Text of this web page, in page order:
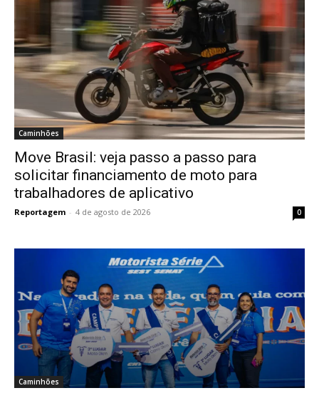
Caminhões
Move Brasil: veja passo a passo para
solicitar financiamento de moto para
trabalhadores de aplicativo
Reportagem - 4 de agosto de 2026 0
Caminhões